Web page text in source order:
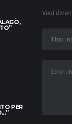
PER
Vuoi